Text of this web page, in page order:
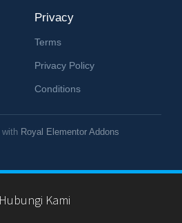
Privacy
Terms
Privacy Policy
Conditions
Royal Elementor Addons
Hubungi Kami